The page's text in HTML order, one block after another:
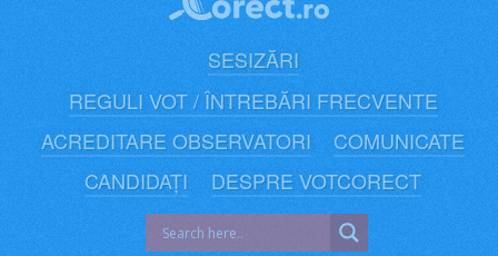
SESIZĂRI
REGULI VOT / ÎNTREBĂRI FRECVENTE
ACREDITARE OBSERVATORI
COMUNICATE
CANDIDAȚI
DESPRE VOTCORECT